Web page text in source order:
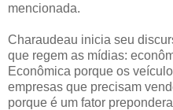
mencionada.
Charaudeau inicia seu
que regem as mídias:
Econômica porque os
empresas que precisam
porque é um fator